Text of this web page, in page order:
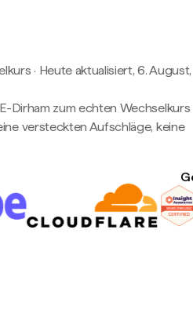
· Heute aktualisiert, 6. August,
Dirham zum echten Wechselkurs
versteckten Aufschläge, keine